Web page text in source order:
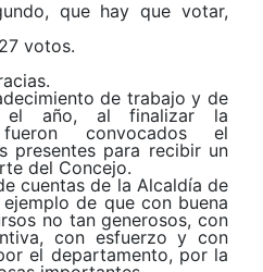
que hay que votar,
votos.
de trabajo y de
el año, al finalizar la
convocados el
presentes para recibir un
del Concejo.
cuentas de la Alcaldía de
de que con buena
no tan generosos, con
con esfuerzo y con
el departamento, por la